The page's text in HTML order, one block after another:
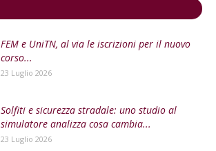
FEM e UniTN, al via le iscrizioni per il nuovo
corso...
23 Luglio 2026
Solfiti e sicurezza stradale: uno studio al
simulatore analizza cosa cambia...
23 Luglio 2026